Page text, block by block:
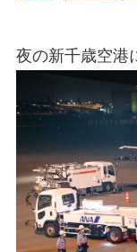
夜の新千歳空港